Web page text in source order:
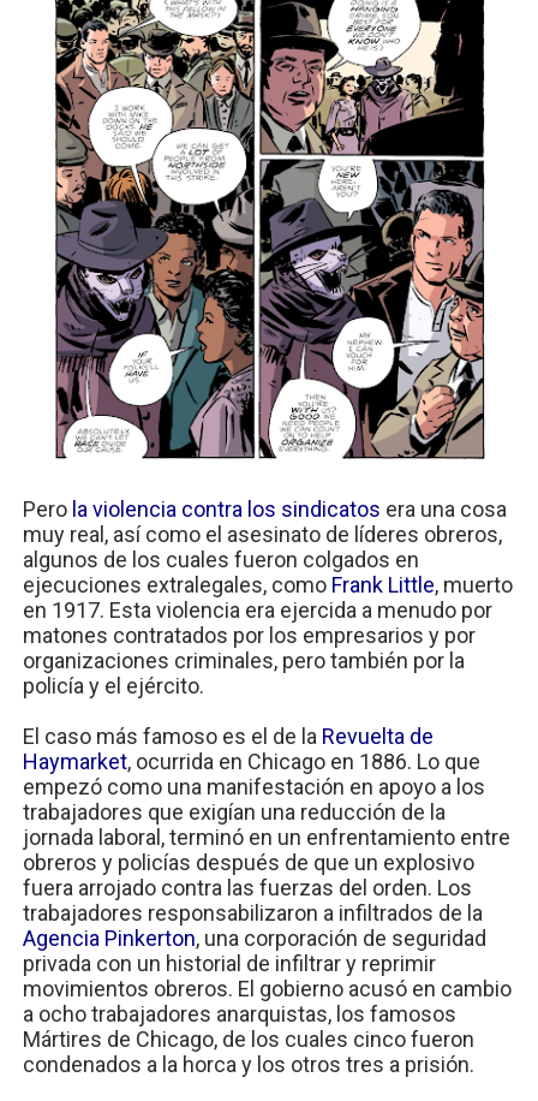
Pero la violencia contra los sindicatos era una cosa
muy real, así como el asesinato de líderes obreros,
algunos de los cuales fueron colgados en
ejecuciones extralegales, como Frank Little, muerto
en 1917. Esta violencia era ejercida a menudo por
matones contratados por los empresarios y por
organizaciones criminales, pero también por la
policía y el ejército.
El caso más famoso es el de la Revuelta de
Haymarket, ocurrida en Chicago en 1886. Lo que
empezó como una manifestación en apoyo a los
trabajadores que exigían una reducción de la
jornada laboral, terminó en un enfrentamiento entre
obreros y policías después de que un explosivo
fuera arrojado contra las fuerzas del orden. Los
trabajadores responsabilizaron a infiltrados de la
Agencia Pinkerton, una corporación de seguridad
privada con un historial de infiltrar y reprimir
movimientos obreros. El gobierno acusó en cambio
a ocho trabajadores anarquistas, los famosos
Mártires de Chicago, de los cuales cinco fueron
condenados a la horca y los otros tres a prisión.